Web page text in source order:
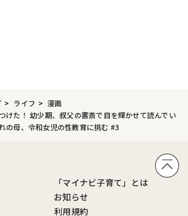
ライフ
漫画
けた！ 幼少期、叔父の書斎で目を輝かせて読んでい
の母、令和女児の性教育に挑む #3
「マイナビ子育て」とは
お知らせ
利用規約